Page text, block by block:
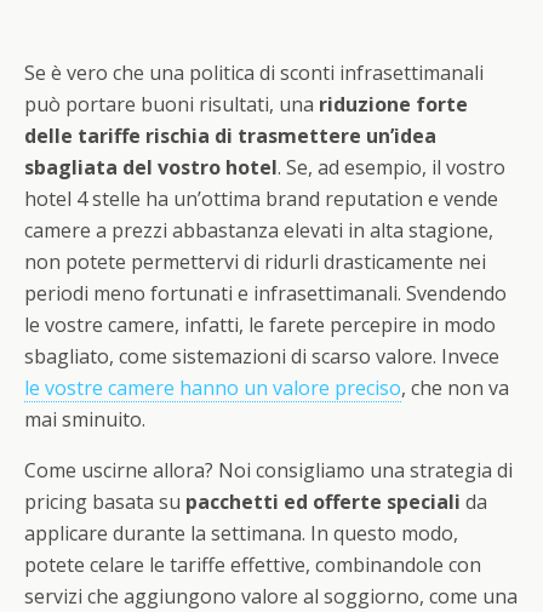
Se è vero che una politica di sconti infrasettimanali
può portare buoni risultati, una riduzione forte
delle tariffe rischia di trasmettere un’idea
sbagliata del vostro hotel. Se, ad esempio, il vostro
hotel 4 stelle ha un’ottima brand reputation e vende
camere a prezzi abbastanza elevati in alta stagione,
non potete permettervi di ridurli drasticamente nei
periodi meno fortunati e infrasettimanali. Svendendo
le vostre camere, infatti, le farete percepire in modo
sbagliato, come sistemazioni di scarso valore. Invece
le vostre camere hanno un valore preciso, che non va
mai sminuito.
Come uscirne allora? Noi consigliamo una strategia di
pricing basata su pacchetti ed offerte speciali da
applicare durante la settimana. In questo modo,
potete celare le tariffe effettive, combinandole con
servizi che aggiungono valore al soggiorno, come una